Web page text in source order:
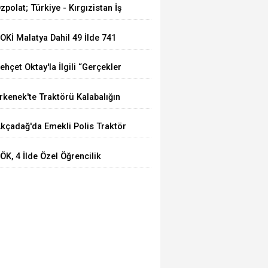
Türkiye - Kırgızistan İş
Malatya Dahil 49 İlde 741
Oktay'la İlgili “Gerçekler
Traktörü Kalabalığın
YaralandıEmekli Polis Traktör
4 İlde Özel Öğrencilik